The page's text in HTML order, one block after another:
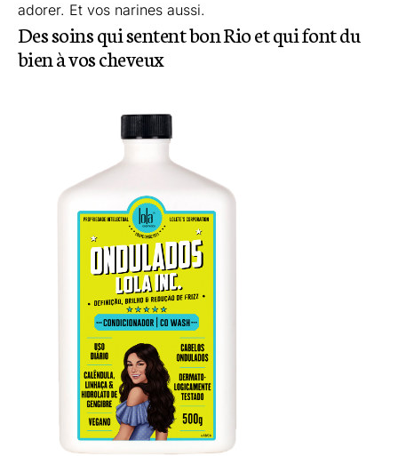
adorer. Et vos narines aussi.
Des soins qui sentent bon Rio et qui font du
bien à vos cheveux